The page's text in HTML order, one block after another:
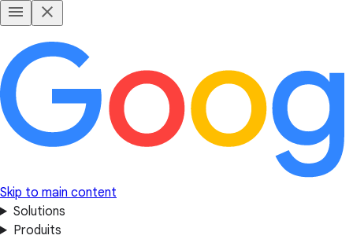
Skip to main content
Solutions
Produits